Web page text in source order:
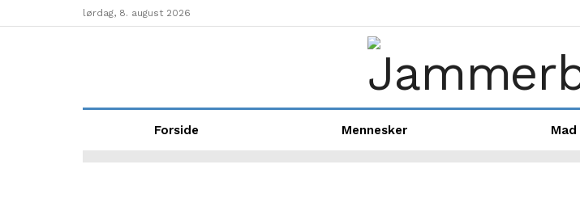
lørdag, 8. august 2026
Forside Mennesker Mad